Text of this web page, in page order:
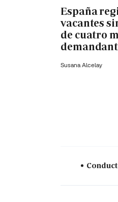
España
vacantes
de cuatro
Susana Alcelay